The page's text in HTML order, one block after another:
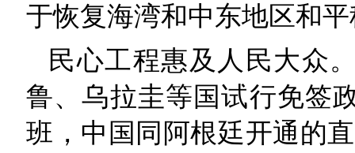
于恢复海湾和中东地区和
民心工程惠及人民大众
鲁、乌拉圭等国试行免签
班，中国同阿根廷开通的